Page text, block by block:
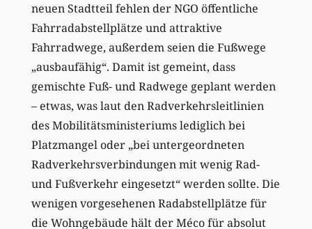
neuen Stadtteil fehlen der NGO öffentliche
Fahrradabstellplätze und attraktive
Fahrradwege, außerdem seien die Fußwege
„ausbaufähig“. Damit ist gemeint, dass
gemischte Fuß- und Radwege geplant werden
– etwas, was laut den Radverkehrsleitlinien
des Mobilitätsministeriums lediglich bei
Platzmangel oder „bei untergeordneten
Radverkehrsverbindungen mit wenig Rad-
und Fußverkehr eingesetzt“ werden sollte. Die
wenigen vorgesehenen Radabstellplätze für
die Wohngebäude hält der Méco für absolut